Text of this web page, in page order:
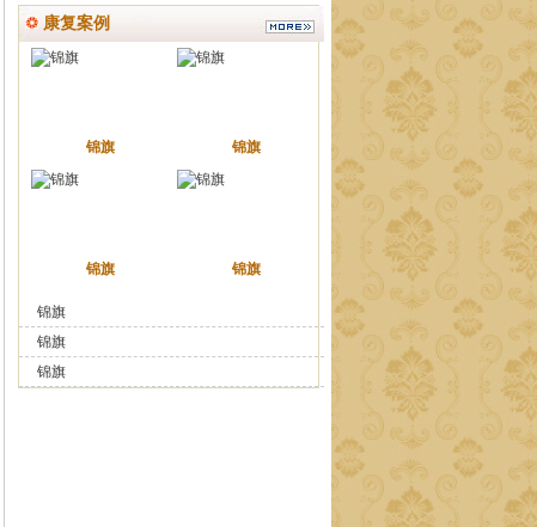
康复案例
锦旗 锦旗
锦旗 锦旗
锦旗
锦旗
锦旗